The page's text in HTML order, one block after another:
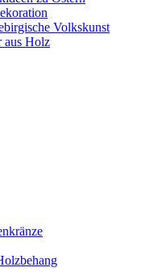
Volkskunst
aus Holz